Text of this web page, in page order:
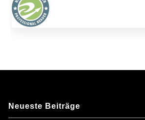
Neueste Beiträge